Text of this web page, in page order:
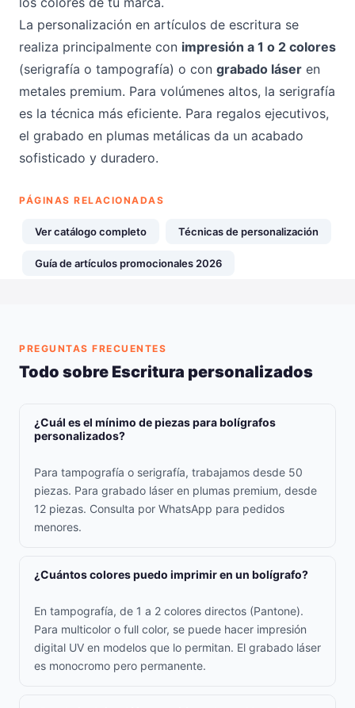
La personalización en artículos de escritura se
realiza principalmente con impresión a 1 o 2 colores
(serigrafía o tampografía) o con grabado láser en
metales premium. Para volúmenes altos, la serigrafía
es la técnica más eficiente. Para regalos ejecutivos,
el grabado en plumas metálicas da un acabado
sofisticado y duradero.
PÁGINAS RELACIONADAS
Ver catálogo completo Técnicas de personalización
Guía de artículos promocionales 2026
PREGUNTAS FRECUENTES
Todo sobre Escritura personalizados
¿Cuál es el mínimo de piezas para bolígrafos
personalizados?
Para tampografía o serigrafía, trabajamos desde 50
piezas. Para grabado láser en plumas premium, desde
12 piezas. Consulta por WhatsApp para pedidos
menores.
¿Cuántos colores puedo imprimir en un bolígrafo?
En tampografía, de 1 a 2 colores directos (Pantone).
Para multicolor o full color, se puede hacer impresión
digital UV en modelos que lo permitan. El grabado láser
es monocromo pero permanente.